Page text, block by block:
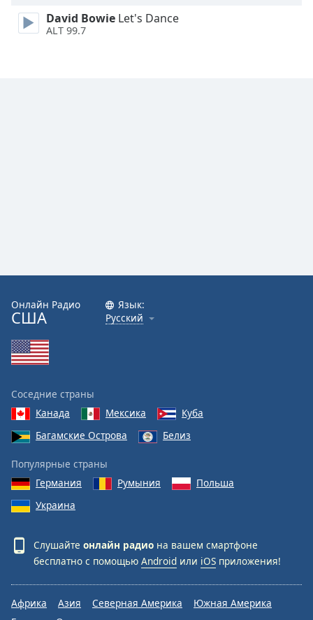
Family
David Bowie Let's Dance
ALT 99.7
Онлайн Радио
США
Язык:
Русский
Соседние страны
Канада
Мексика
Куба
Багамские Острова
Белиз
Популярные страны
Германия
Румыния
Польша
Украина
Слушайте онлайн радио на вашем смартфоне
бесплатно с помощью Android или iOS приложения!
Африка Азия Северная Америка
Южная Америка